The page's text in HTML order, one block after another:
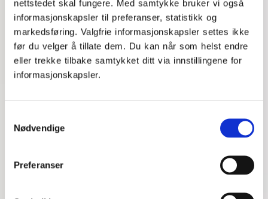
nettstedet skal fungere. Med samtykke bruker vi også
informasjonskapsler til preferanser, statistikk og
markedsføring. Valgfrie informasjonskapsler settes ikke
før du velger å tillate dem. Du kan når som helst endre
eller trekke tilbake samtykket ditt via innstillingene for
informasjonskapsler.
Nødvendige
Preferanser
Mentor forteller at Maharan har hatt stor framgang
og at samarbeidet har vært kjempehyggelig.«Jeg
ser en veldig tydelig forbedring. Før turte han ikke å
rette på meg fordi han kanskje trodde at han hadde
feil, men det gjør han nå. Det er godt å se at han har
blitt så selvsikker.»